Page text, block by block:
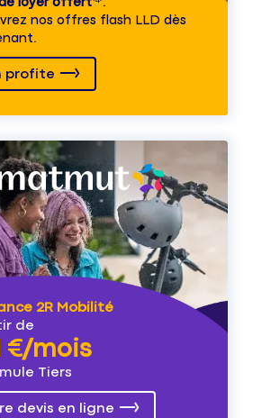
nos offres flash LLD dès
profite
2R Mobilité
de
€/mois
Tiers
devis en ligne